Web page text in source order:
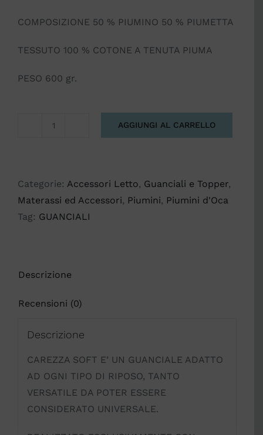
COMPOSIZIONE 50 % PIUMINO 50 % PIUMETTA
TESSUTO 100 % COTONE A TENUTA PIUMA
PESO 600 gr.
MOLINA
IN
PIUMINO
AGGIUNGI AL CARRELLO
Categorie: Accessori Letto, Guanciali e Topper,
Materassi ed Accessori, Piumini, Piumini d'Oca
Tag: GUANCIALI
Descrizione
Recensioni (0)
Descrizione
CAREZZA SOFT E’ UN GUANCIALE ADATTO
AD OGNI TIPO DI RIPOSO, TANTO
VERSATILE DA POTER ESSERE
CONSIDERATO UNIVERSALE.